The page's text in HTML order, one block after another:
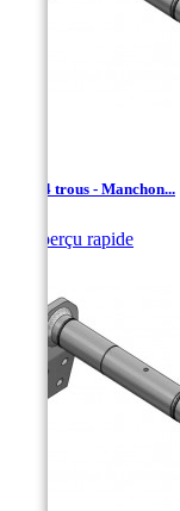
AD - 4 trous - Manchon...
Aperçu rapide